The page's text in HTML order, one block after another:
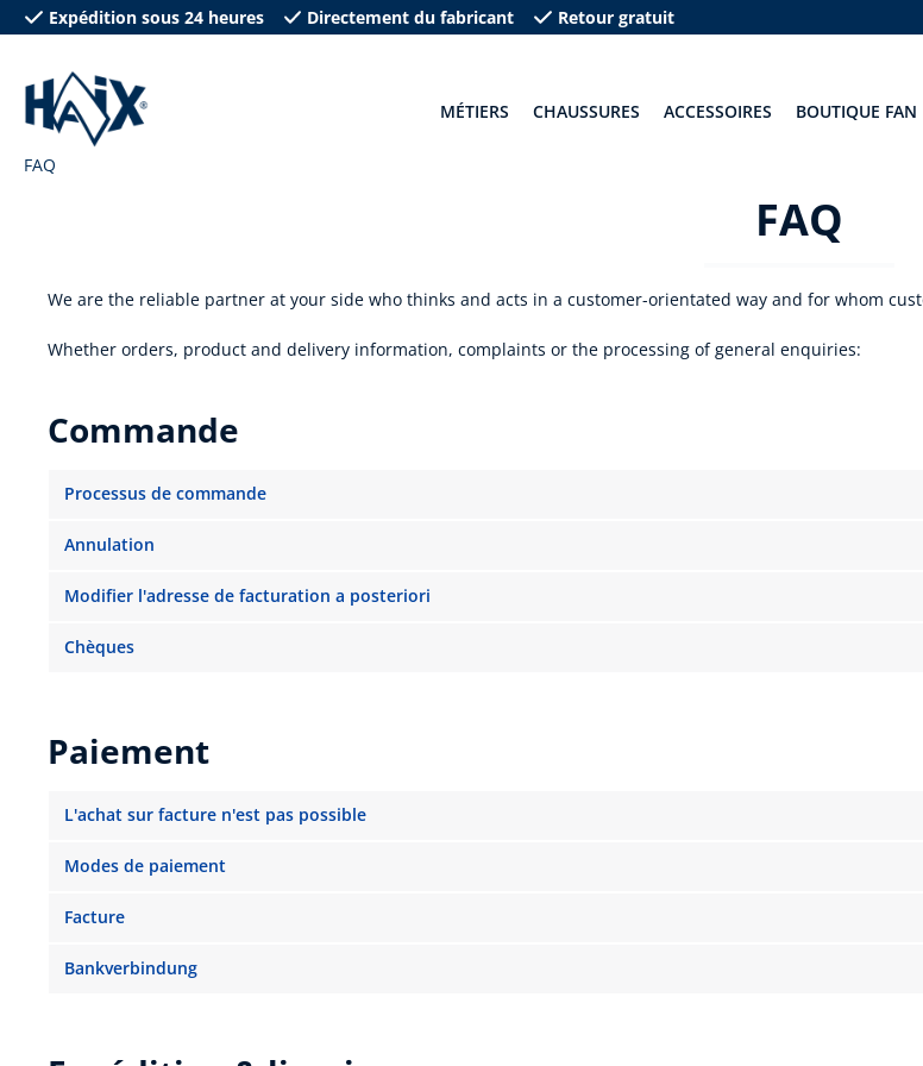
Passer à la navigation principale
Expédition sous 24 heures Directement du fabricant Retour gratuit
MÉTIERS CHAUSSURES ACCESSOIRES BOUTIQUE FAN
FAQ
FAQ
We are the reliable partner at your side who thinks and acts in a customer-orientated way and for whom
Whether orders, product and delivery information, complaints or the processing of general enquiries:
Commande
Processus de commande
Annulation
Modifier l'adresse de facturation a posteriori
Chèques
Paiement
L'achat sur facture n'est pas possible
Modes de paiement
Facture
Bankverbindung